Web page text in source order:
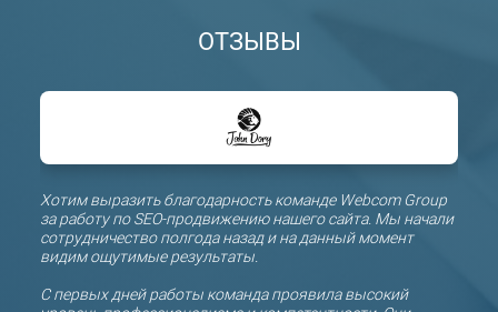
ОТЗЫВЫ
Хотим выразить благодарность команде Webcom Group
за работу по SEO-продвижению нашего сайта. Мы начали
сотрудничество полгода назад и на данный момент
видим ощутимые результаты.
С первых дней работы команда проявила высокий